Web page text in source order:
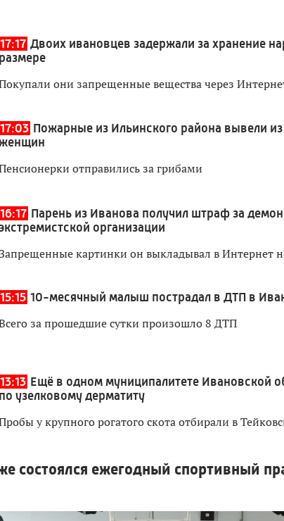
17:17 Двоих ивановцев задержали за хранение
размере
они запрещенные вещества через
17:03 Пожарные из Ильинского района вывели
отправились за грибами
16:17 Парень из Иванова получил штраф за
экстремистской организации
картинки он выкладывал в Интернет
15:15 10-месячный малыш пострадал в ДТП в
за прошедшие сутки произошло 8 ДТП
13:13 Ещё в одном муниципалитете Ивановской
по узелковому дерматиту
у крупного рогатого скота отбирали в
состоялся ежегодный спортивный